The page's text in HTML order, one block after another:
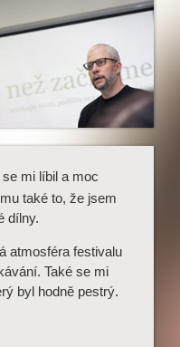
mi líbil a moc
také to, že jsem
dílny.
atmosféra festivalu
Také se mi
byl hodně pestrý.